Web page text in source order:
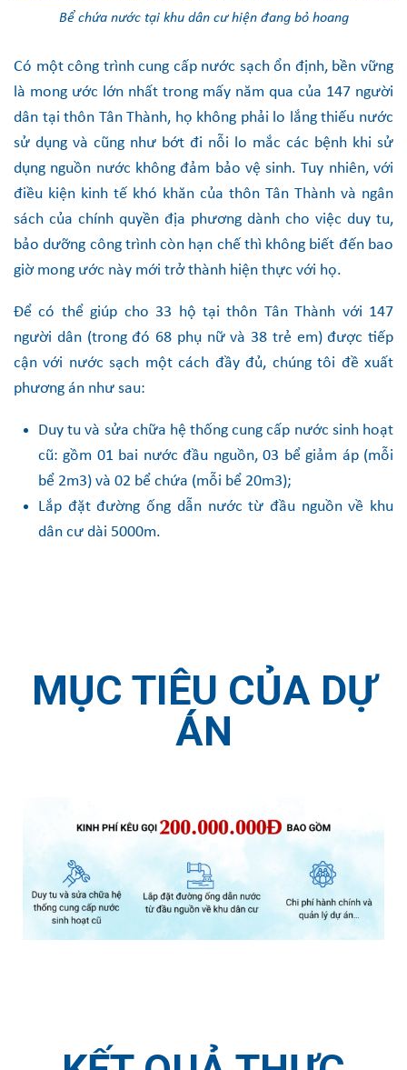
Bể chứa nước tại khu dân cư hiện đang bỏ hoang
Có một công trình cung cấp nước sạch ổn định, bền vững
là mong ước lớn nhất trong mấy năm qua của 147 người
dân tại thôn Tân Thành, họ không phải lo lắng thiếu nước
sử dụng và cũng như bớt đi nỗi lo mắc các bệnh khi sử
dụng nguồn nước không đảm bảo vệ sinh. Tuy nhiên, với
điều kiện kinh tế khó khăn của thôn Tân Thành và ngân
sách của chính quyền địa phương dành cho việc duy tu,
bảo dưỡng công trình còn hạn chế thì không biết đến bao
giờ mong ước này mới trở thành hiện thực với họ.
Để có thể giúp cho 33 hộ tại thôn Tân Thành với 147
người dân (trong đó 68 phụ nữ và 38 trẻ em) được tiếp
cận với nước sạch một cách đầy đủ, chúng tôi đề xuất
phương án như sau:
Duy tu và sửa chữa hệ thống cung cấp nước sinh hoạt
cũ: gồm 01 bai nước đầu nguồn, 03 bể giảm áp (mỗi
bể 2m3) và 02 bể chứa (mỗi bể 20m3);
Lắp đặt đường ống dẫn nước từ đầu nguồn về khu
dân cư dài 5000m.
MỤC TIÊU CỦA DỰ
ÁN